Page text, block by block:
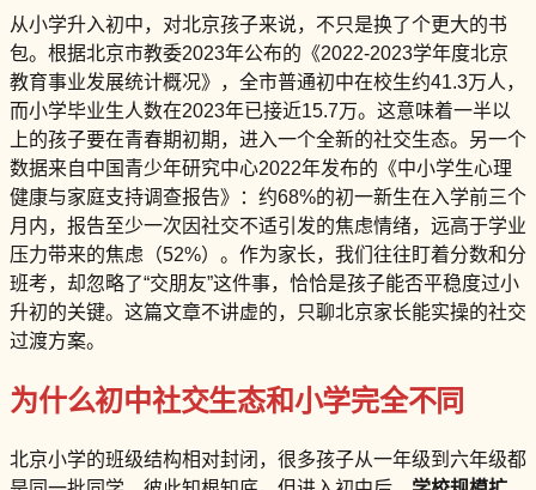
从小学升入初中，对北京孩子来说，不只是换了个更大的书
包。根据北京市教委2023年公布的《2022-2023学年度北京
教育事业发展统计概况》，全市普通初中在校生约41.3万人，
而小学毕业生人数在2023年已接近15.7万。这意味着一半以
上的孩子要在青春期初期，进入一个全新的社交生态。另一个
数据来自中国青少年研究中心2022年发布的《中小学生心理
健康与家庭支持调查报告》：约68%的初一新生在入学前三个
月内，报告至少一次因社交不适引发的焦虑情绪，远高于学业
压力带来的焦虑（52%）。作为家长，我们往往盯着分数和分
班考，却忽略了“交朋友”这件事，恰恰是孩子能否平稳度过小
升初的关键。这篇文章不讲虚的，只聊北京家长能实操的社交
过渡方案。
为什么初中社交生态和小学完全不同
北京小学的班级结构相对封闭，很多孩子从一年级到六年级都